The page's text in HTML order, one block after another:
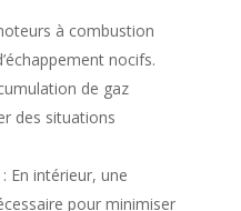
à combustion
nocifs.
de gaz
des situations
: En intérieur, une
pour minimiser